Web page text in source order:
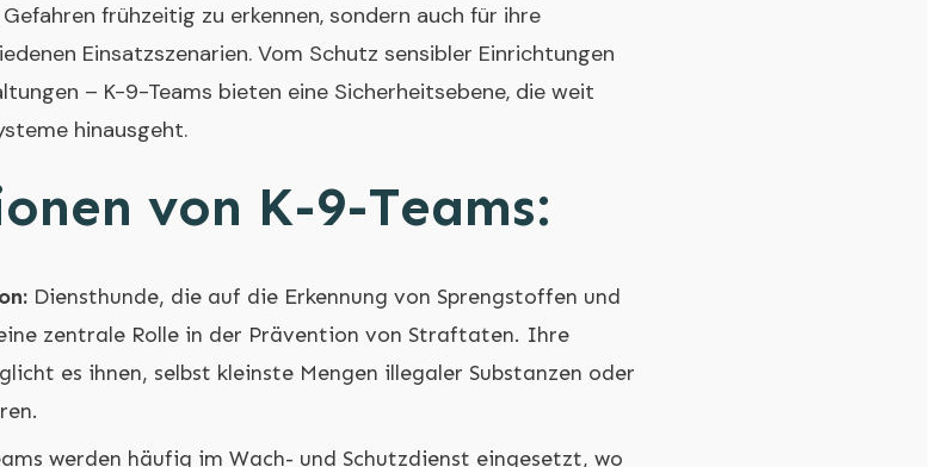
frühzeitig zu erkennen, sondern auch für ihre
Einsatzszenarien. Vom Schutz sensibler Einrichtungen
– K-9-Teams bieten eine Sicherheitsebene, die weit
hinausgeht.
von K-9-Teams:
Diensthunde, die auf die Erkennung von Sprengstoffen und
zentrale Rolle in der Prävention von Straftaten. Ihre
es ihnen, selbst kleinste Mengen illegaler Substanzen oder
werden häufig im Wach- und Schutzdienst eingesetzt, wo